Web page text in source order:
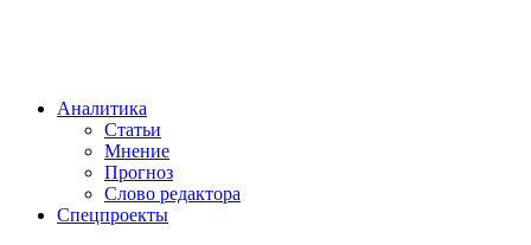
Аналитика
Статьи
Мнение
Прогноз
Cлово редактора
Спецпроекты